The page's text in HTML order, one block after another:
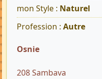
mon Style : Naturel
Profession : Autre
Osnie
208 Sambava